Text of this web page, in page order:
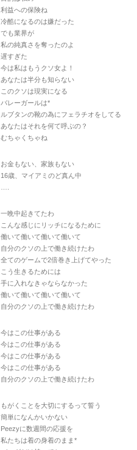
利益への保険ね
冷酷になるのは嫌だった
でも業界が
私の純真さを奪ったのよ
遅すぎた
今は私はもうクソ女よ！
あなたは半分も知らない
このクソは現実になる
バレーガールは*
ルブタンの靴の為にフェラチオをしてる
あなたはそれを何て呼ぶの？
むちゃくちゃね
お金もない、家族もない
16歳、マイアミのど真ん中
一晩中起きてたわ
こんな感じにリッチになるために
働いて働いて働いて働いて
自分のクソの上で働き続けたわ
全てのゲームで2倍巻き上げてやった
こう生きるためには
手に入れなきゃならなかった
働いて働いて働いて働いて
自分のクソの上で働き続けたわ
今はこの仕事がある
今はこの仕事がある
今はこの仕事がある
今はこの仕事がある
自分のクソの上で働き続けたわ
もがくことを大切にするって誓う
簡単になんかいかない
Peezyに数週間の応援を
私たちは着の身着のまま*